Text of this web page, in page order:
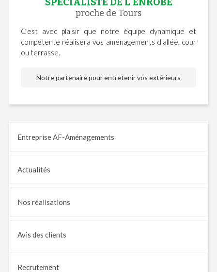
proche de Tours
C'est avec plaisir que notre équipe dynamique et
compétente réalisera vos aménagements d'allée, cour
ou terrasse.
Notre partenaire pour entretenir vos extérieurs
Entreprise AF-Aménagements
Actualités
Nos réalisations
Avis des clients
Recrutement